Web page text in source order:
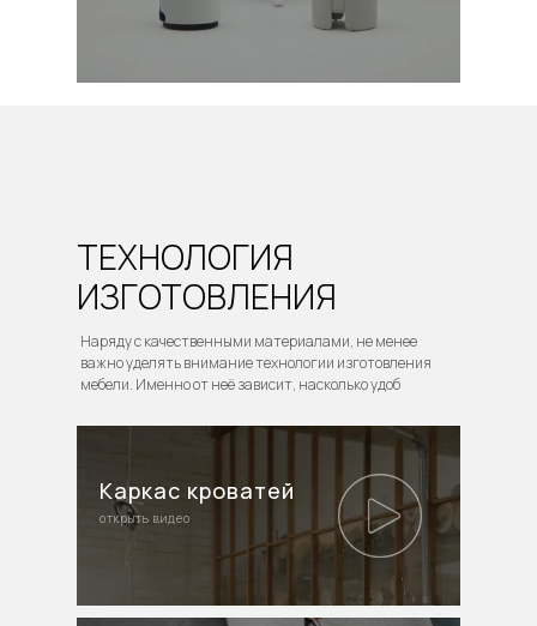
ТЕХНОЛОГИЯ
ИЗГОТОВЛЕНИЯ
Каркас кроватей
Наряду с качественными материалами, не менее
важно уделять внимание технологии изготовления
мебели. Именно от неё зависит, насколько удоб
открыть видео